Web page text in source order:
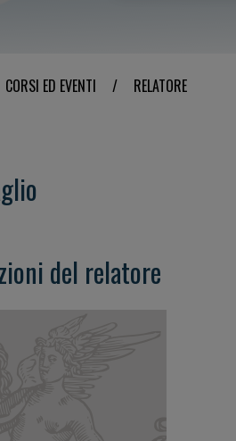
CORSI ED EVENTI / RELATORE
del relatore